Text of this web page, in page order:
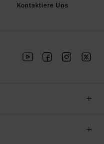
Kontaktiere Uns